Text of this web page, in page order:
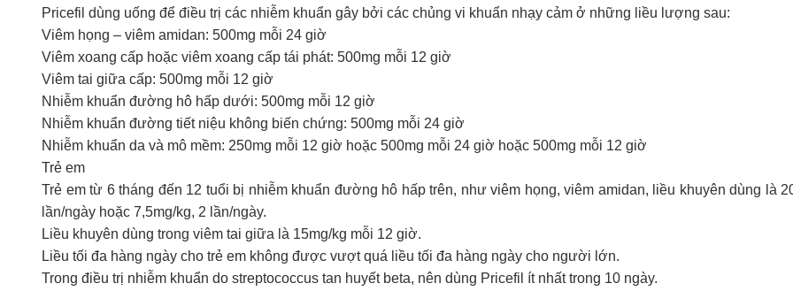
Pricefil dùng uống để điều trị các nhiễm khuẩn gây bởi các chủng vi khuẩn nhạy cảm ở những liều lượng sau:
Viêm họng – viêm amidan: 500mg mỗi 24 giờ
Viêm xoang cấp hoặc viêm xoang cấp tái phát: 500mg mỗi 12 giờ
Viêm tai giữa cấp: 500mg mỗi 12 giờ
Nhiễm khuẩn đường hô hấp dưới: 500mg mỗi 12 giờ
Nhiễm khuẩn đường tiết niệu không biến chứng: 500mg mỗi 24 giờ
Nhiễm khuẩn da và mô mềm: 250mg mỗi 12 giờ hoặc 500mg mỗi 24 giờ hoặc 500mg mỗi 12 giờ
Trẻ em
Trẻ em từ 6 tháng đến 12 tuổi bị nhiễm khuẩn đường hô hấp trên, như viêm họng, viêm amidan, liều khuyên dùng là
lần/ngày hoặc 7,5mg/kg, 2 lần/ngày.
Liều khuyên dùng trong viêm tai giữa là 15mg/kg mỗi 12 giờ.
Liều tối đa hàng ngày cho trẻ em không được vượt quá liều tối đa hàng ngày cho người lớn.
Trong điều trị nhiễm khuẩn do streptococcus tan huyết beta, nên dùng Pricefil ít nhất trong 10 ngày.